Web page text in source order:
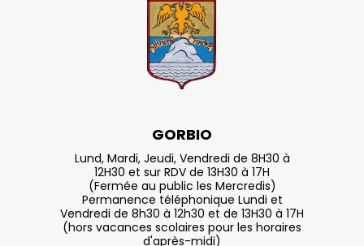
GORBIO
Lund, Mardi, Jeudi, Vendredi de 8H30 à
12H30 et sur RDV de 13H30 à 17H
(Fermée au public les Mercredis)
Permanence téléphonique Lundi et
Vendredi de 8h30 à 12h30 et de 13H30 à 17H
(hors vacances scolaires pour les horaires
d'après-midi)